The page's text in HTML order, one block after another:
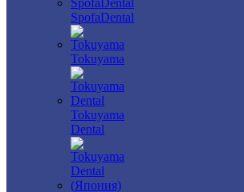
SpofaDental
Tokuyama
Tokuyama
Dental